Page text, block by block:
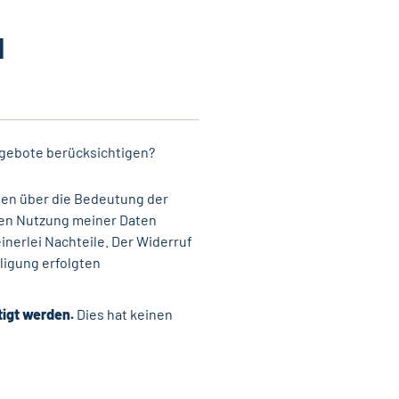
berücksichtigen?
über die Bedeutung der
Nutzung meiner Daten
Nachteile. Der Widerruf
erfolgten
werden.Dies hat keinen